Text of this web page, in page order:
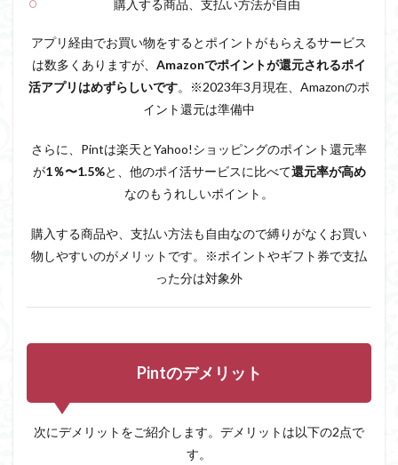
購入する商品、支払い方法が自由
アプリ経由でお買い物をするとポイントがもらえるサービス
は数多くありますが、 Amazonでポイントが還元されるポイ
活アプリはめずらしいです。※2023年3月現在、Amazonのポ
イント還元は準備中
さらに、Pintは楽天とYahoo!ショッピングのポイント還元率
が1％〜1.5%と、他のポイ活サービスに比べて還元率が高め
なのもうれしいポイント。
購入する商品や、支払い方法も自由なので縛りがなくお買い
物しやすいのがメリットです。※ポイントやギフト券で支払
った分は対象外
Pintのデメリット
次にデメリットをご紹介します。デメリットは以下の2点で
す。